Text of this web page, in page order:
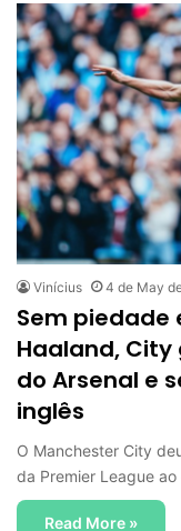
Vinícius 4 de May
Sem piedade
Haaland, City
do Arsenal e
inglês
O Manchester City
da Premier League
Read More »